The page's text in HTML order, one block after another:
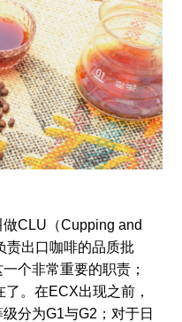
CLU（Cupping and
责出口咖啡的品质批
个非常重要的职责；
。在ECX出现之前，
分为G1与G2；对于日